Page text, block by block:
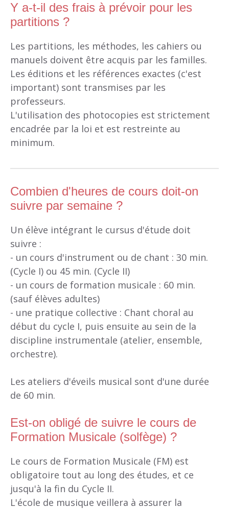
Y a-t-il des frais à prévoir pour les
partitions ?
Les partitions, les méthodes, les cahiers ou
manuels doivent être acquis par les familles.
Les éditions et les références exactes (c'est
important) sont transmises par les
professeurs.
L'utilisation des photocopies est strictement
encadrée par la loi et est restreinte au
minimum.
Combien d'heures de cours doit-on
suivre par semaine ?
Un élève intégrant le cursus d'étude doit
suivre :
- un cours d'instrument ou de chant : 30 min.
(Cycle I) ou 45 min. (Cycle II)
- un cours de formation musicale : 60 min.
(sauf élèves adultes)
- une pratique collective : Chant choral au
début du cycle I, puis ensuite au sein de la
discipline instrumentale (atelier, ensemble,
orchestre).
Les ateliers d'éveils musical sont d'une durée
de 60 min.
Est-on obligé de suivre le cours de
Formation Musicale (solfège) ?
Le cours de Formation Musicale (FM) est
obligatoire tout au long des études, et ce
jusqu'à la fin du Cycle II.
L'école de musique veillera à assurer la